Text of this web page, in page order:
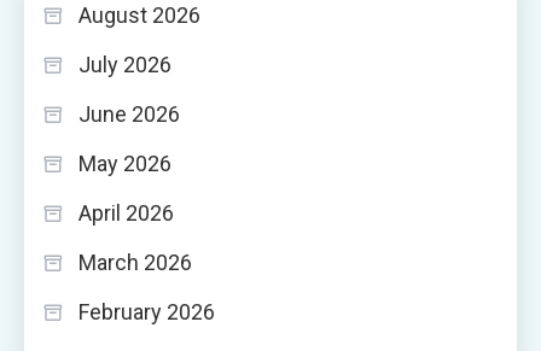
August 2026
July 2026
June 2026
May 2026
April 2026
March 2026
February 2026